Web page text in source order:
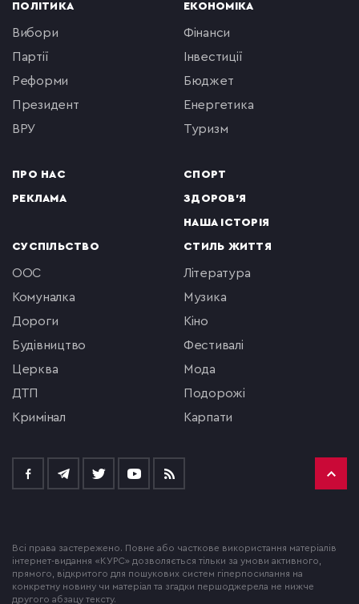
ПОЛІТИКА
вибори
партії
реформи
президент
ВРУ
ПРО НАС
РЕКЛАМА
ЕКОНОМІКА
фінанси
інвестиції
бюджет
енергетика
туризм
СПОРТ
ЗДОРОВ'Я
НАША ІСТОРІЯ
СУСПІЛЬСТВО
ООС
комуналка
Дороги
будівництво
церква
ДТП
кримінал
СТИЛЬ ЖИТТЯ
література
музика
кіно
фестивалі
мода
подорожі
Карпати
Всі права застережено. Повне або часткове використання матеріалів
інтернет-видання «КУРС» дозволяється тільки за умови активного,
прямого, відкритого для пошукових систем гіперпосилання на
конкретну новину чи матеріал та згадки першоджерела не нижче
другого абзацу тексту.